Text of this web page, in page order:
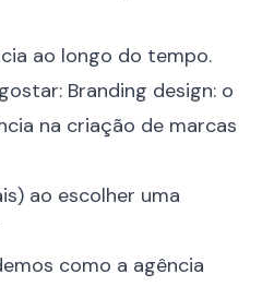
ao longo do tempo.
Branding design: o
na criação de marcas
ao escolher uma
como a agência